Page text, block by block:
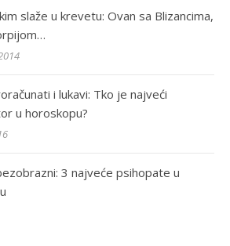
slaže u krevetu: Ovan sa Blizancima,
i lukavi: Tko je najveći
u horoskopu?
3 najveće psihopate u